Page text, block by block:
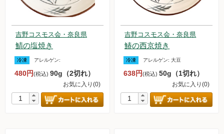
オルター品もの
取扱店のご紹介
新規募集中！
フランチャイズビジネス
吉野コスモス会・奈良県
鯖の塩焼き
冷凍 アレルゲン:
480円(税込) 90g（2切れ）
お気に入り(0)
吉野コスモス会・奈良県
鰆の西京焼き
冷凍 アレルゲン:大豆
638円(税込)50g（1切れ）
お気に入り(0)